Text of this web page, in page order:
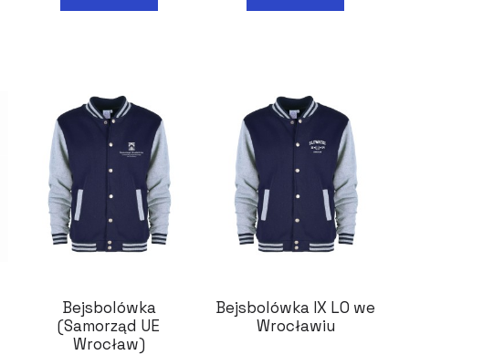
Bejsbolówka
(Samorząd UE
Wrocław)
Bejsbolówka IX LO we
Wrocławiu